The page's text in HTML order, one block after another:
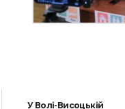
У Волі-Висоцькій